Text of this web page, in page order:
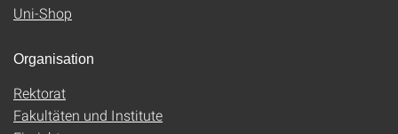
Uni-Shop
Organisation
Rektorat
Fakultäten und Institute